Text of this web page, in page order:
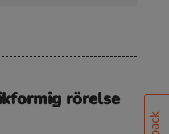
rörelse